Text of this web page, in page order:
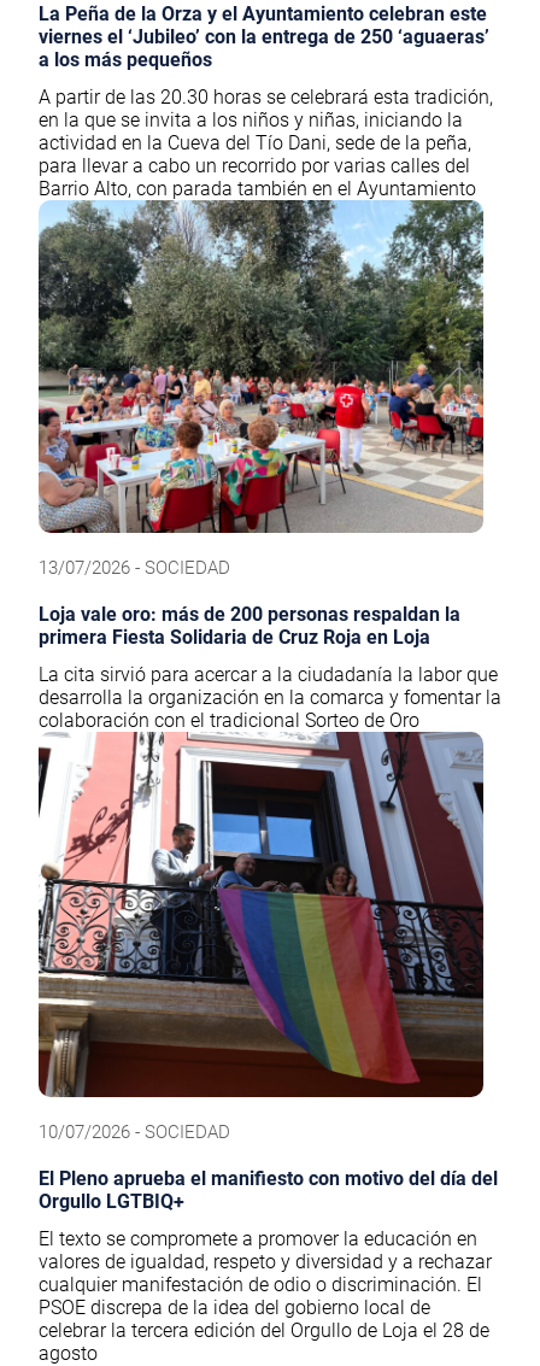
La Peña de la Orza y el Ayuntamiento celebran este
viernes el ‘Jubileo’ con la entrega de 250 ‘aguaeras’
a los más pequeños
A partir de las 20.30 horas se celebrará esta tradición,
en la que se invita a los niños y niñas, iniciando la
actividad en la Cueva del Tío Dani, sede de la peña,
para llevar a cabo un recorrido por varias calles del
Barrio Alto, con parada también en el Ayuntamiento
13/07/2026 - SOCIEDAD
Loja vale oro: más de 200 personas respaldan la
primera Fiesta Solidaria de Cruz Roja en Loja
La cita sirvió para acercar a la ciudadanía la labor que
desarrolla la organización en la comarca y fomentar la
colaboración con el tradicional Sorteo de Oro
10/07/2026 - SOCIEDAD
El Pleno aprueba el manifiesto con motivo del día del
Orgullo LGTBIQ+
El texto se compromete a promover la educación en
valores de igualdad, respeto y diversidad y a rechazar
cualquier manifestación de odio o discriminación. El
PSOE discrepa de la idea del gobierno local de
celebrar la tercera edición del Orgullo de Loja el 28 de
agosto